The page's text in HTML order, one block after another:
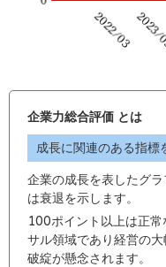
企業力総合評価 とは
成長に関連のある指標
企業の成長を表したグ
は衰退を示します。
100ポイント以上は正
サル領域であり経営の
破綻が懸念されます。